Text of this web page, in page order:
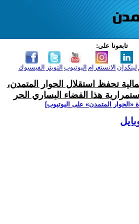
تابعونا على:
الفيسبوك التويتر اليوتيوب الانستغرام لينكدإن
تحفظ استقلال الحوار المتمدن،
هذا الفضاء اليساري الحر
‫«الحوار المتمدن» على اليوتيوب]